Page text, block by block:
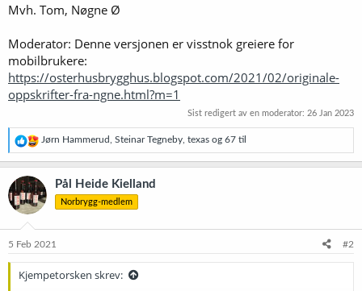
Mvh. Tom, Nøgne Ø
Moderator: Denne versjonen er visstnok greiere for
mobilbrukere:
https://osterhusbrygghus.blogspot.com/2021/02/originale-
oppskrifter-fra-ngne.html?m=1
Sist redigert av en moderator: 26 Jan 2023
R
e
a
s
j
n
e
Jørn Hammerud Steinar Tegneby texas og 67 til
Pål Heide Kielland
Norbrygg-medlem
5 Feb 2021 #2
Kjempetorsken skrev: